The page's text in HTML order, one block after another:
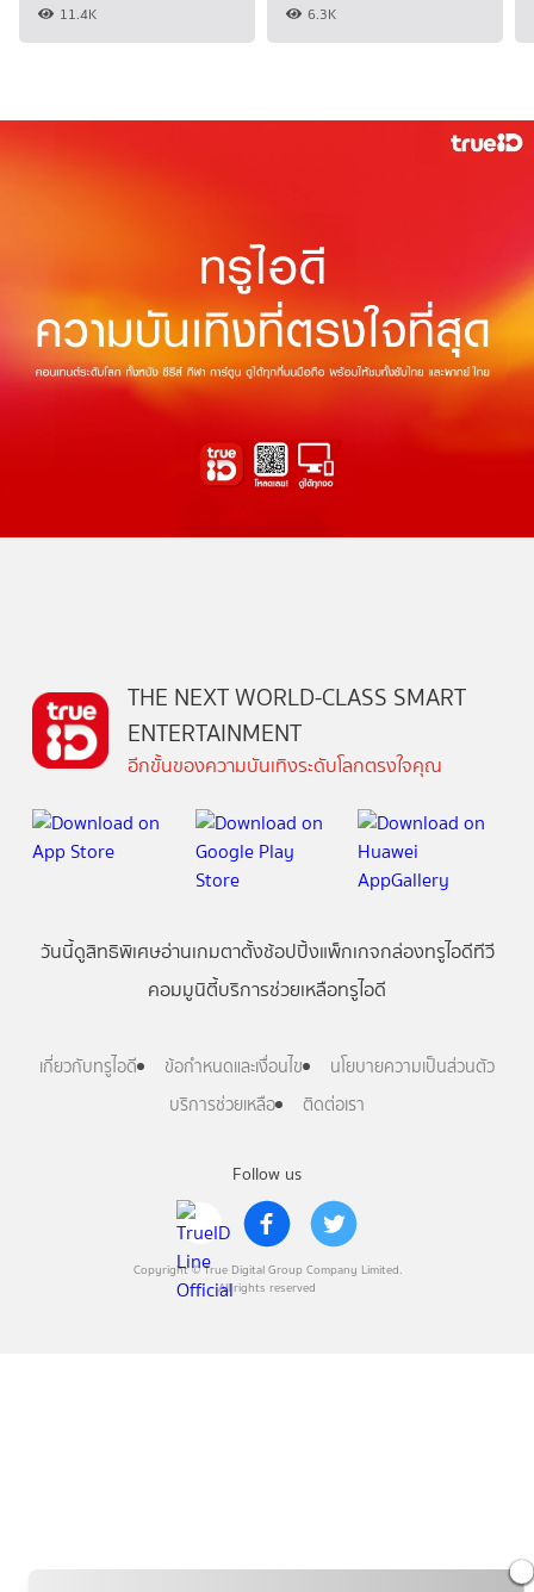
11.4K 6.3K
Follow us
Copyright © True Digital Group Company Limited.
All rights reserved
THE NEXT WORLD-CLASS SMART
ENTERTAINMENT
อีกขั้นของความบันเทิงระดับโลกตรงใจคุณ
วันนี้ดูสิทธิพิเศษอ่านเกมตาตั้งช้อปปิ้งแพ็กเกจกล่องทรูไอดีทีวี
คอมมูนิตี้บริการช่วยเหลือทรูไอดี
เกี่ยวกับทรูไอดี ข้อกำหนดและเงื่อนไข
นโยบายความเป็นส่วนตัว
บริการช่วยเหลือ
ติดต่อเรา